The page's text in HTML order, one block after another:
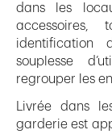
dans les
accessoires,
identification
souplesse
regrouper les
Livrée dans
garderie est